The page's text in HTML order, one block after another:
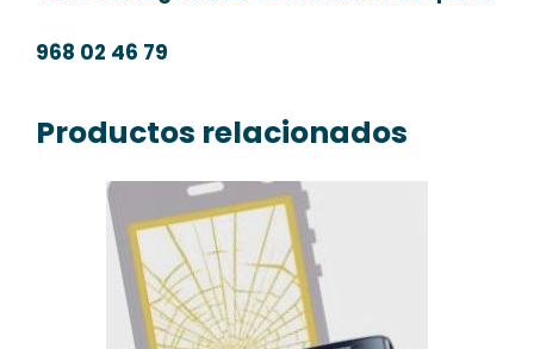
968 02 46 79
Productos relacionados